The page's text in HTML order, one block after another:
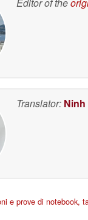
Translator:
e prove di notebook,